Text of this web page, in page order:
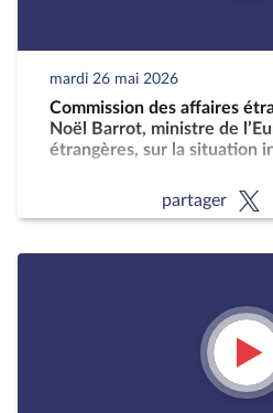
mardi 26 mai 2026
Commission des affaires
Noël Barrot, ministre de
étrangères, sur la situation
partager